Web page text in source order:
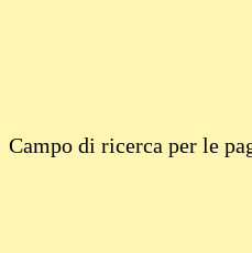
Campo di ricerca per le